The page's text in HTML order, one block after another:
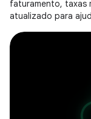
faturamento, taxas
atualizado para